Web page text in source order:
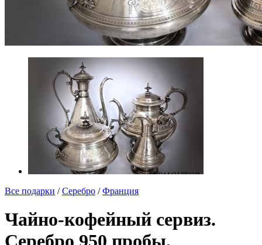
Все подарки /Серебро /Франция
Чайно-кофейный сервиз.